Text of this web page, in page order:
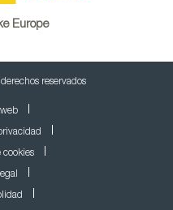
Europe
reservados
cookies